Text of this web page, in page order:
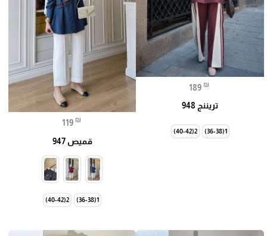
189 ₪
تريننج 948
1(36-38)
2(40-42)
119 ₪
قميص 947
1(36-38)
2(40-42)